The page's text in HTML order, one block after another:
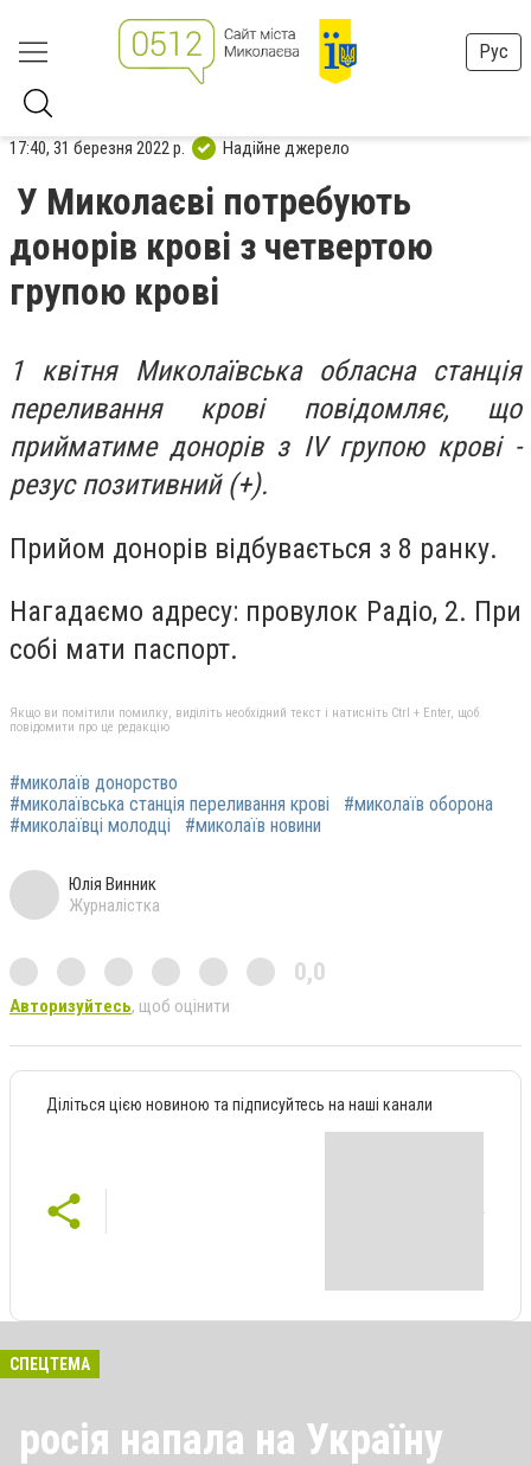
Рус
17:40, 31 березня 2022 р. Надійне джерело
У Миколаєві потребують
донорів крові з четвертою
групою крові
1 квітня Миколаївська обласна станція
переливання крові повідомляє, що
прийматиме донорів з ІV групою крові -
резус позитивний (+).
Прийом донорів відбувається з 8 ранку.
Нагадаємо адресу: провулок Радіо, 2. При
собі мати паспорт.
Якщо ви помітили помилку, виділіть необхідний текст і натисніть Ctrl + Enter, щоб
повідомити про це редакцію
#миколаїв донорство
#миколаївська станція переливання крові
#миколаїв оборона
#миколаївці молодці
#миколаїв новини
Юлія Винник
Журналістка
0,0
Авторизуйтесь, щоб оцінити
Діліться цією новиною та підписуйтесь на наші канали
СПЕЦТЕМА
росія напала на Україну